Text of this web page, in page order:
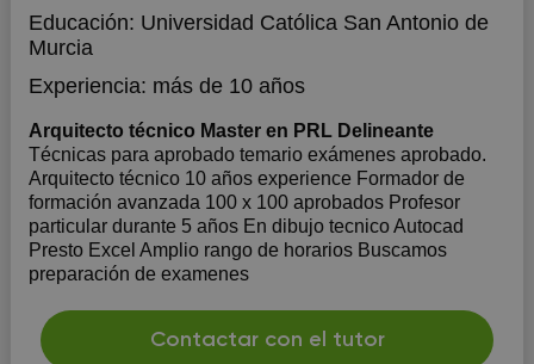
Educación: Universidad Católica San Antonio de
Murcia
Experiencia: más de 10 años
Arquitecto técnico Master en PRL Delineante
Técnicas para aprobado temario exámenes aprobado.
Arquitecto técnico 10 años experience Formador de
formación avanzada 100 x 100 aprobados Profesor
particular durante 5 años En dibujo tecnico Autocad
Presto Excel Amplio rango de horarios Buscamos
preparación de examenes
Contactar con el tutor